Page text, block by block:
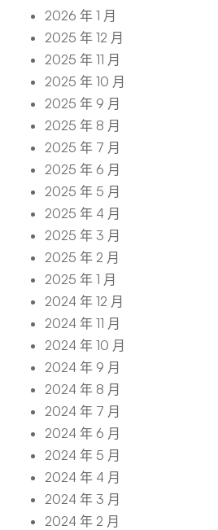
2026 年 1 月
2025 年 12 月
2025 年 11 月
2025 年 10 月
2025 年 9 月
2025 年 8 月
2025 年 7 月
2025 年 6 月
2025 年 5 月
2025 年 4 月
2025 年 3 月
2025 年 2 月
2025 年 1 月
2024 年 12 月
2024 年 11 月
2024 年 10 月
2024 年 9 月
2024 年 8 月
2024 年 7 月
2024 年 6 月
2024 年 5 月
2024 年 4 月
2024 年 3 月
2024 年 2 月